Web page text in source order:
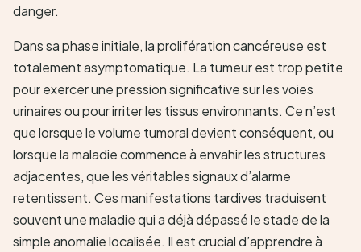
danger.
Dans sa phase initiale, la prolifération cancéreuse est
totalement asymptomatique. La tumeur est trop petite
pour exercer une pression significative sur les voies
urinaires ou pour irriter les tissus environnants. Ce n’est
que lorsque le volume tumoral devient conséquent, ou
lorsque la maladie commence à envahir les structures
adjacentes, que les véritables signaux d’alarme
retentissent. Ces manifestations tardives traduisent
souvent une maladie qui a déjà dépassé le stade de la
simple anomalie localisée. Il est crucial d’apprendre à